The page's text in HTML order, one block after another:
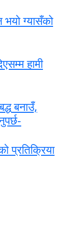
भयो ग्यासँको
हामी
बनाउँ,
प्रतिक्रिया